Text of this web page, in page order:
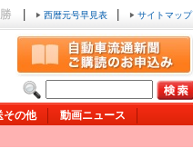
西暦元号早見表 サイトマップ
その他
動画ニュース